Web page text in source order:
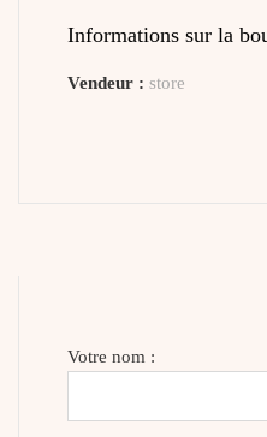
Informations sur la
Vendeur : store
Votre nom :